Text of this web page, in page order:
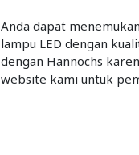
Anda dapat
lampu LED dengan
dengan Hannochs
website kami untuk